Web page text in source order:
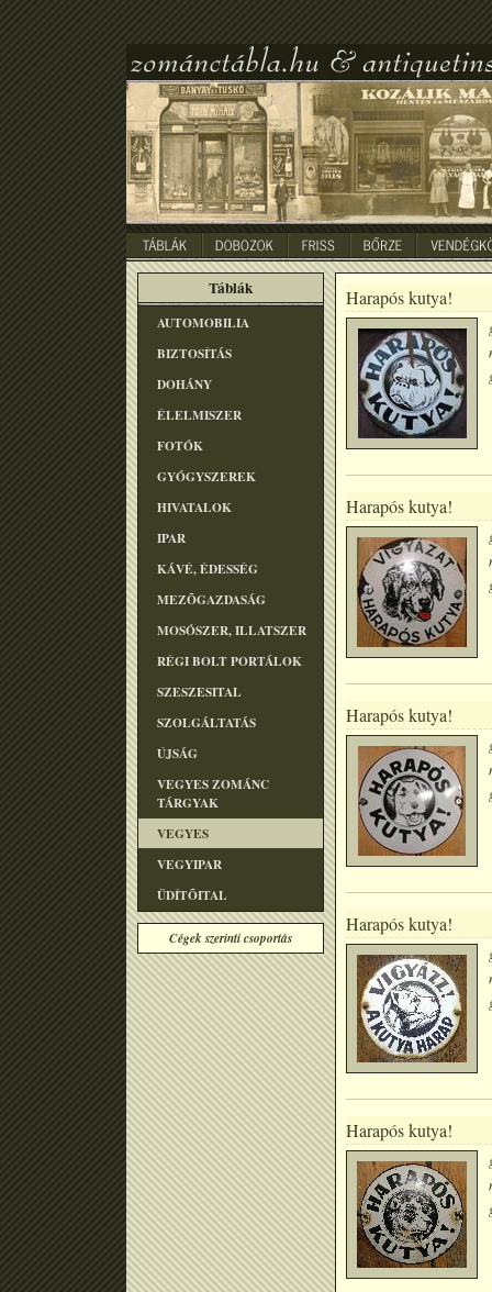
Táblák
AUTOMOBILIA
BIZTOSÍTÁS
DOHÁNY
ÉLELMISZER
FOTÓK
GYÓGYSZEREK
HIVATALOK
IPAR
KÁVÉ, ÉDESSÉG
MEZÕGAZDASÁG
MOSÓSZER, ILLATSZER
RÉGI BOLT PORTÁLOK
SZESZESITAL
SZOLGÁLTATÁS
ÚJSÁG
VEGYES ZOMÁNC
TÁRGYAK
VEGYES
VEGYIPAR
ÜDÍTÕITAL
Cégek szerinti csoportás
Harapós kutya!
Harapós kutya!
Harapós kutya!
Harapós kutya!
Harapós kutya!